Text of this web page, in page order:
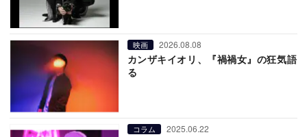
映画 2026.08.08
カンザキイオリ、『禍禍女』の狂気語
る
コラム 2025.06.22